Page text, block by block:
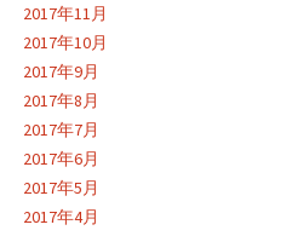
2017年11月
2017年10月
2017年9月
2017年8月
2017年7月
2017年6月
2017年5月
2017年4月